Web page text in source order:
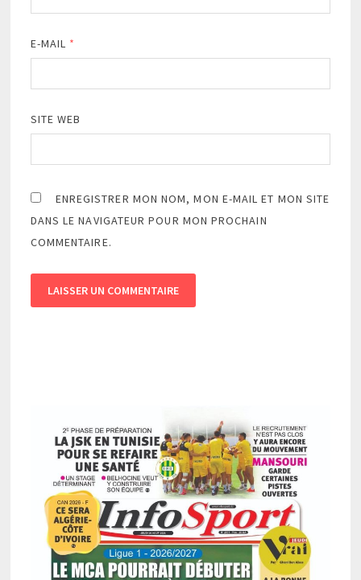
E-MAIL *
SITE WEB
ENREGISTRER MON NOM, MON E-MAIL ET MON SITE
DANS LE NAVIGATEUR POUR MON PROCHAIN
COMMENTAIRE.